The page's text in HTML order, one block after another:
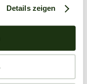
Details zeigen